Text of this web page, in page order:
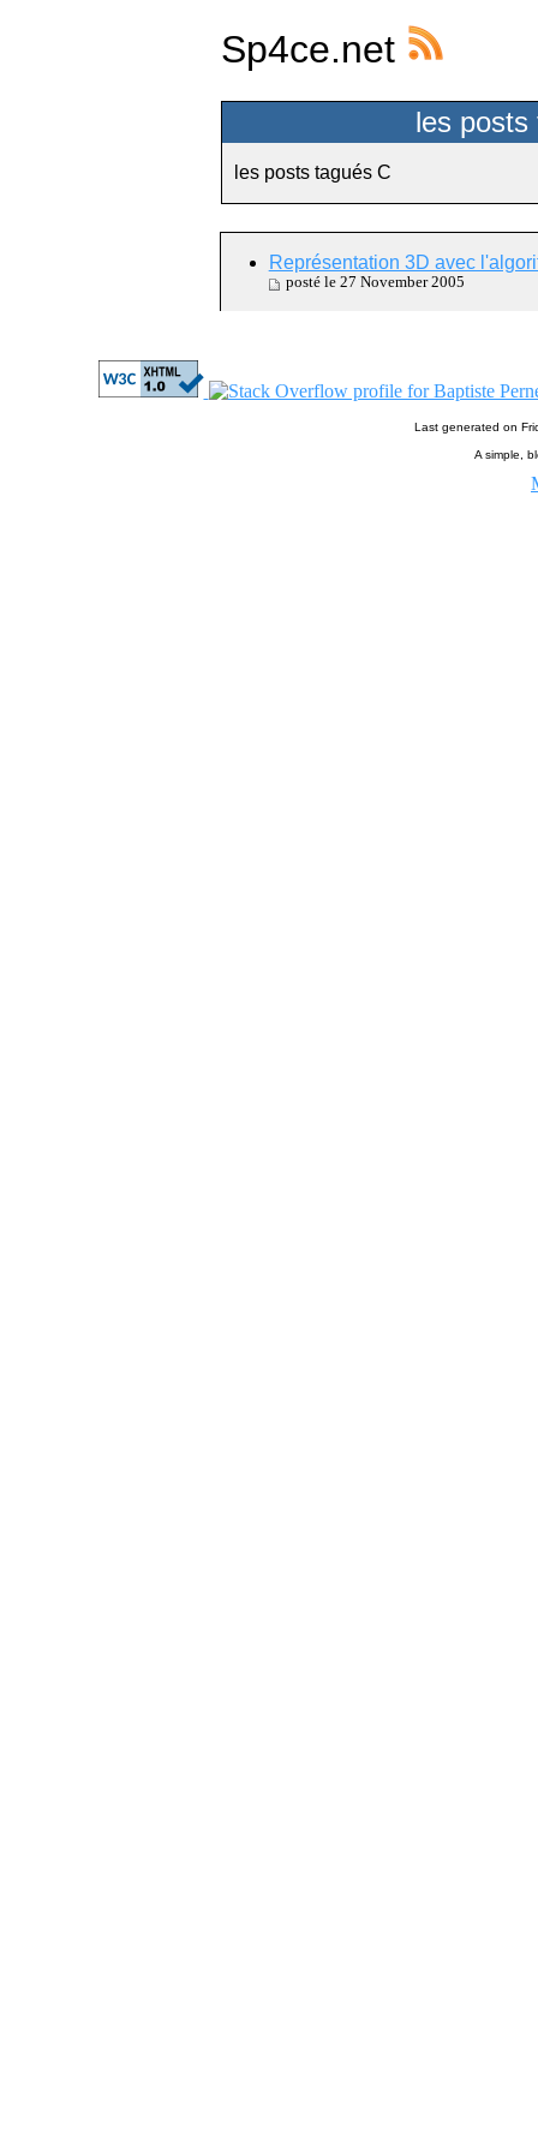
Sp4ce.net
les posts
les posts tagués C
Représentation 3D avec
posté le 27 November 2005
Last generated on
A simple,